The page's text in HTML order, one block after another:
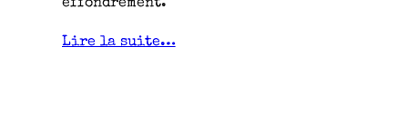
effondrement.
Lire la suite…